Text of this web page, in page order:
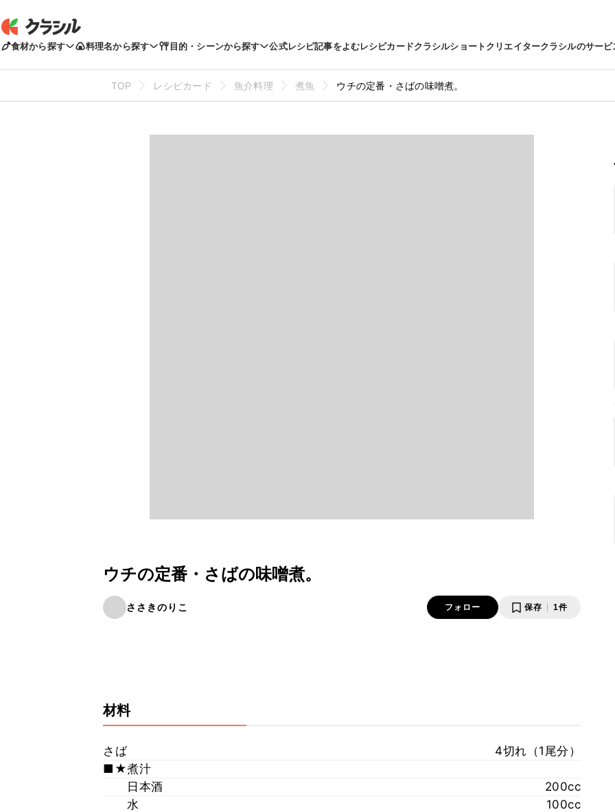
食材から探す 料理名から探す 目的・シーンから探す 公式レシピ記事をよむレシピカードクラシルショートクリエイタークラシルのサービ
TOP レシピカード 魚介料理 煮魚 ウチの定番・さばの味噌煮。
ウチの定番・さばの味噌煮。
ささきのりこ フォロー 保存 1件
材料
さば
4切れ（1尾分）
■★煮汁
日本酒
200cc
水
100cc